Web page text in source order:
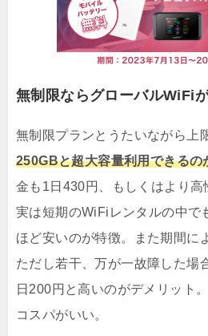
無制限ならグローバルWiFi
無制限プランとうたいながら上
250GBと超大容量利用できるの
金も1日430円、もしくはより高
実は短期のWiFiレンタルの中で
ほど安いのが特徴。また期間に
ただし若干、万が一故障した場
日200円と高いのがデメリット
コスパがいい。